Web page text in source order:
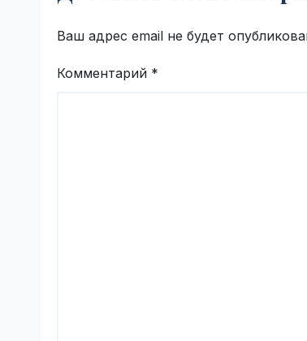
Ваш адрес email не будет
Комментарий *